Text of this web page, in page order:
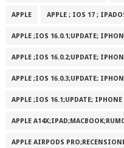
APPLE APPLE ; IOS 17 ;
APPLE ;IOS 16.0.1;UPDATE;
APPLE ;IOS 16.0.2;UPDATE;
APPLE ;IOS 16.0.3;UPDATE;
APPLE ;IOS 16.1;UPDATE;
APPLE
APPLE AIRPODS